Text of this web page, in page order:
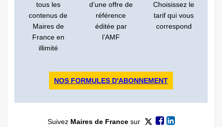
tous les
contenus de
Maires de
France en
illimité
d’une offre de
référence
éditée par
l’AMF
Choisissez le
tarif qui vous
correspond
NOS FORMULES D'ABONNEMENT
Suivez Maires de Francesur